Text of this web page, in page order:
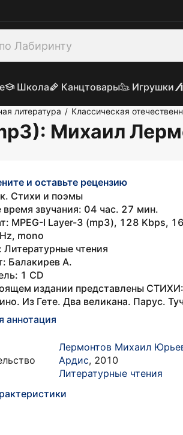
Школа Канцтовары Игрушки
литература / Классическая
: Михаил
и оставьте рецензию
Стихи и поэмы
звучания: 04 час. 27 мин.
MPEG-I Layer-3 (mp3), 128 Kbps,
mono
Литературные чтения
Балакирев А.
1 CD
издании представлены СТИХИ:
Из Гете. Два великана. Парус.
аннотация
Лермонтов Михаил
Ардис, 2010
Литературные чтения